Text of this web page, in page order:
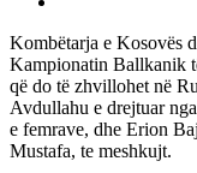
Kombëtarja e Kosovës
Kampionatin Ballkanik
që do të zhvillohet në
Avdullahu e drejtuar
e femrave, dhe Erion
Mustafa, te meshkujt.